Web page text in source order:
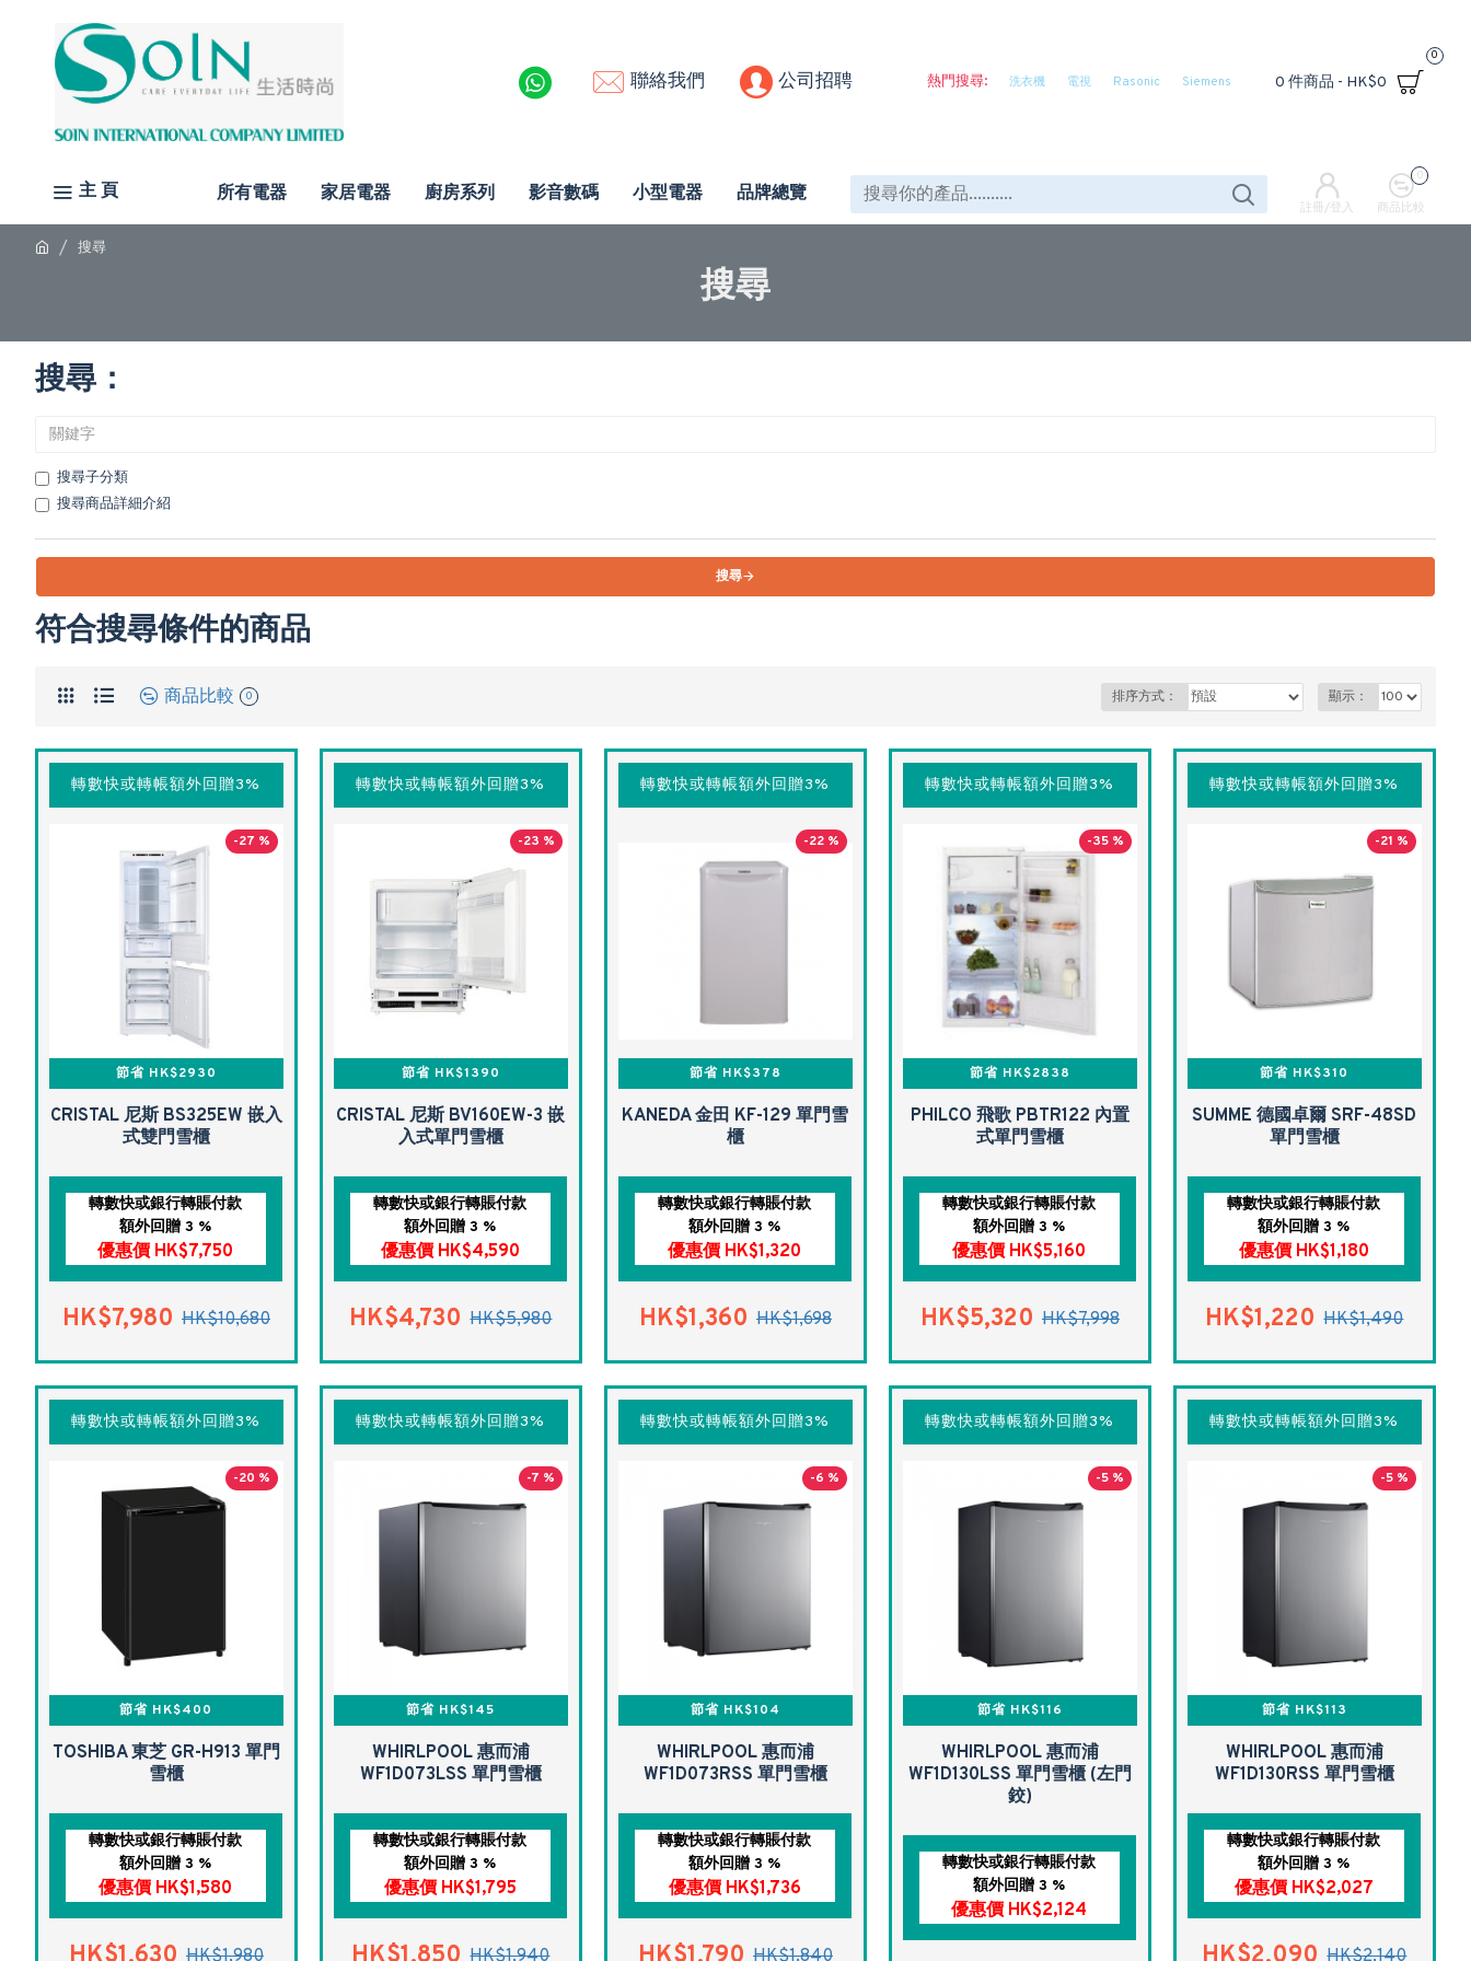
聯絡我們 公司招聘 熱門搜尋: 洗衣機 電視 Rasonic Siemens 0 件商品 - HK$0
0
主 頁 所有電器 家居電器 廚房系列 影音數碼 小型電器 品牌總覽
註冊/登入 商品比較
0
搜尋
搜尋
搜尋：
搜尋子分類
搜尋商品詳細介紹
搜尋
符合搜尋條件的商品
商品比較 0 排序方式： 顯示：
轉數快或轉帳額外回贈3%
-27 %
節省 HK$2930
CRISTAL 尼斯 BS325EW 嵌入
式雙門雪櫃
轉數快或銀行轉賬付款
額外回贈 3 %
優惠價 HK$7,750
HK$7,980 HK$10,680
轉數快或轉帳額外回贈3%
-23 %
節省 HK$1390
CRISTAL 尼斯 BV160EW-3 嵌
入式單門雪櫃
轉數快或銀行轉賬付款
額外回贈 3 %
優惠價 HK$4,590
HK$4,730 HK$5,980
轉數快或轉帳額外回贈3%
-22 %
節省 HK$378
KANEDA 金田 KF-129 單門雪
櫃
轉數快或銀行轉賬付款
額外回贈 3 %
優惠價 HK$1,320
HK$1,360 HK$1,698
轉數快或轉帳額外回贈3%
-35 %
節省 HK$2838
PHILCO 飛歌 PBTR122 內置
式單門雪櫃
轉數快或銀行轉賬付款
額外回贈 3 %
優惠價 HK$5,160
HK$5,320 HK$7,998
轉數快或轉帳額外回贈3%
-21 %
節省 HK$310
SUMME 德國卓爾 SRF-48SD
單門雪櫃
轉數快或銀行轉賬付款
額外回贈 3 %
優惠價 HK$1,180
HK$1,220 HK$1,490
轉數快或轉帳額外回贈3%
-20 %
節省 HK$400
TOSHIBA 東芝 GR-H913 單門
雪櫃
轉數快或銀行轉賬付款
額外回贈 3 %
優惠價 HK$1,580
HK$1,980
轉數快或轉帳額外回贈3%
-7 %
節省 HK$145
WHIRLPOOL 惠而浦
WF1D073LSS 單門雪櫃
轉數快或銀行轉賬付款
額外回贈 3 %
優惠價 HK$1,795
HK$1,940
轉數快或轉帳額外回贈3%
-6 %
節省 HK$104
WHIRLPOOL 惠而浦
WF1D073RSS 單門雪櫃
轉數快或銀行轉賬付款
額外回贈 3 %
優惠價 HK$1,736
HK$1,840
轉數快或轉帳額外回贈3%
-5 %
節省 HK$116
WHIRLPOOL 惠而浦
WF1D130LSS 單門雪櫃 (左門
鉸)
轉數快或銀行轉賬付款
額外回贈 3 %
優惠價 HK$2,124
轉數快或轉帳額外回贈3%
-5 %
節省 HK$113
WHIRLPOOL 惠而浦
WF1D130RSS 單門雪櫃
轉數快或銀行轉賬付款
額外回贈 3 %
優惠價 HK$2,027
HK$2,140